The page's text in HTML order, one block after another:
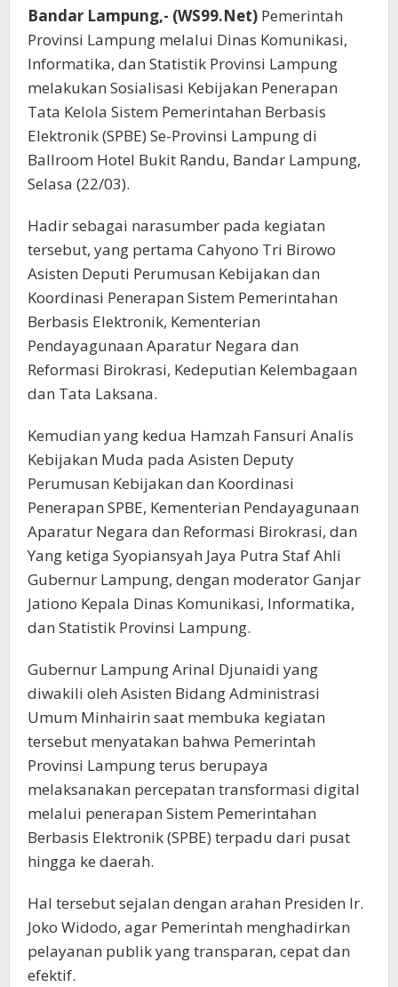
Bandar Lampung,- (WS99.Net) Pemerintah
Provinsi Lampung melalui Dinas Komunikasi,
Informatika, dan Statistik Provinsi Lampung
melakukan Sosialisasi Kebijakan Penerapan
Tata Kelola Sistem Pemerintahan Berbasis
Elektronik (SPBE) Se-Provinsi Lampung di
Ballroom Hotel Bukit Randu, Bandar Lampung,
Selasa (22/03).
Hadir sebagai narasumber pada kegiatan
tersebut, yang pertama Cahyono Tri Birowo
Asisten Deputi Perumusan Kebijakan dan
Koordinasi Penerapan Sistem Pemerintahan
Berbasis Elektronik, Kementerian
Pendayagunaan Aparatur Negara dan
Reformasi Birokrasi, Kedeputian Kelembagaan
dan Tata Laksana.
Kemudian yang kedua Hamzah Fansuri Analis
Kebijakan Muda pada Asisten Deputy
Perumusan Kebijakan dan Koordinasi
Penerapan SPBE, Kementerian Pendayagunaan
Aparatur Negara dan Reformasi Birokrasi, dan
Yang ketiga Syopiansyah Jaya Putra Staf Ahli
Gubernur Lampung, dengan moderator Ganjar
Jationo Kepala Dinas Komunikasi, Informatika,
dan Statistik Provinsi Lampung.
Gubernur Lampung Arinal Djunaidi yang
diwakili oleh Asisten Bidang Administrasi
Umum Minhairin saat membuka kegiatan
tersebut menyatakan bahwa Pemerintah
Provinsi Lampung terus berupaya
melaksanakan percepatan transformasi digital
melalui penerapan Sistem Pemerintahan
Berbasis Elektronik (SPBE) terpadu dari pusat
hingga ke daerah.
Hal tersebut sejalan dengan arahan Presiden Ir.
Joko Widodo, agar Pemerintah menghadirkan
pelayanan publik yang transparan, cepat dan
efektif.